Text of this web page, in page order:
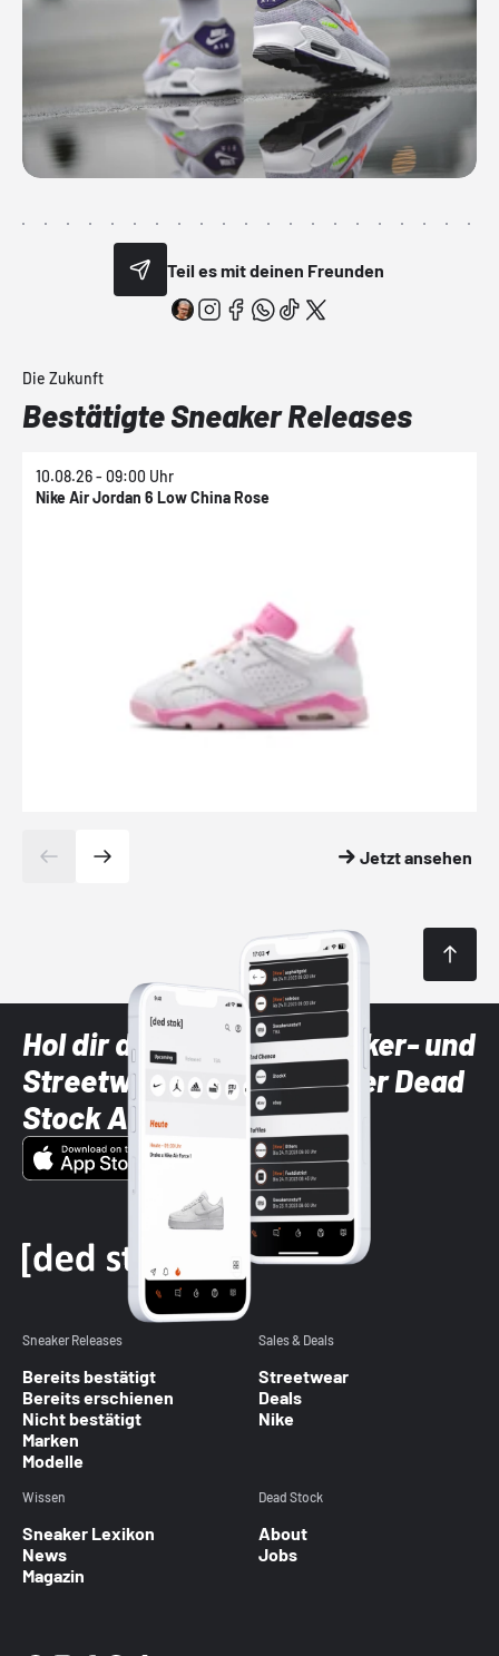
Teil es mit deinen Freunden
Die Zukunft
Bestätigte Sneaker Releases
10.08.26 - 09:00 Uhr
Nike Air Jordan 6 Low China Rose
Jetzt ansehen
Hol dir die neuesten Sneaker- und
Streetwear-Brands mit der Dead
Stock App
Sneaker Releases
Bereits bestätigt
Bereits erschienen
Nicht bestätigt
Marken
Modelle
Sales & Deals
Streetwear
Deals
Nike
Wissen
Sneaker Lexikon
News
Magazin
Dead Stock
About
Jobs